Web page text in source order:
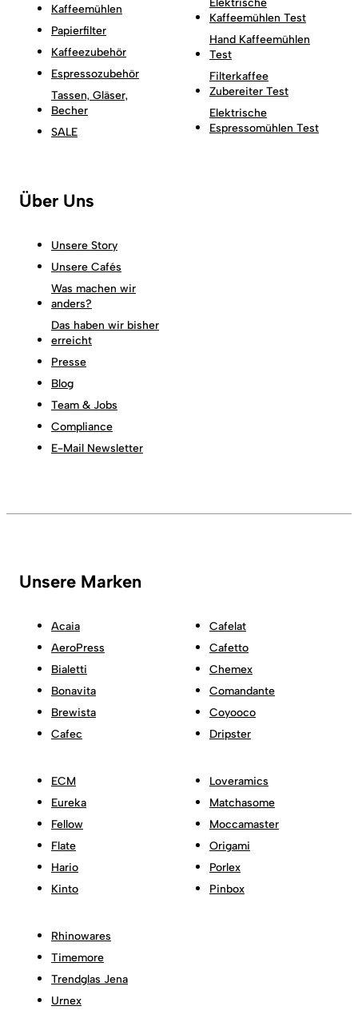
Kaffeemühlen
Papierfilter
Kaffeezubehör
Espressozubehör
Tassen, Gläser,
Becher
SALE
Elektrische
Kaffeemühlen Test
Hand Kaffeemühlen
Test
Filterkaffee
Zubereiter Test
Elektrische
Espressomühlen Test
Über Uns
Unsere Story
Unsere Cafés
Was machen wir
anders?
Das haben wir bisher
erreicht
Presse
Blog
Team & Jobs
Compliance
E-Mail Newsletter
Unsere Marken
Acaia
AeroPress
Bialetti
Bonavita
Brewista
Cafec
Cafelat
Cafetto
Chemex
Comandante
Coyooco
Dripster
ECM
Eureka
Fellow
Flate
Hario
Kinto
Loveramics
Matchasome
Moccamaster
Origami
Porlex
Pinbox
Rhinowares
Timemore
Trendglas Jena
Urnex